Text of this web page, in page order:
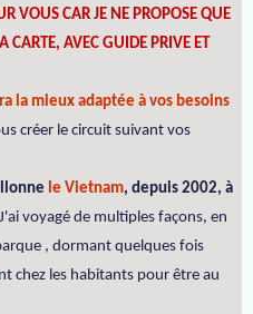
VOUS CAR JE NE PROPOSE QUE
CARTE, AVEC GUIDE PRIVE ET
la mieux adaptée à vos besoins
créer le circuit suivant vos
le Vietnam, depuis 2002, à
J'ai voyagé de multiples façons, en
, dormant quelques fois
chez les habitants pour être au